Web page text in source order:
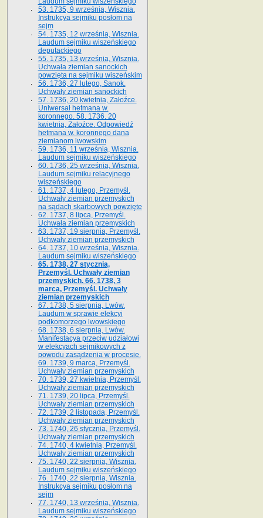
53. 1735, 9 września, Wisznia.
Instrukcya sejmiku posłom na
sejm
54. 1735, 12 września, Wisznia.
Laudum sejmiku wiszeńskiego
deputackiego
55. 1735, 13 września, Wisznia.
Uchwała ziemian sanockich
powzięta na sejmiku wiszeńskim
56. 1736, 27 lutego, Sanok.
Uchwały ziemian sanockich
57. 1736, 20 kwietnia, Załoźce.
Uniwersał hetmana w.
koronnego. 58. 1736. 20
kwietnia, Załoźce. Odpowiedź
hetmana w. koronnego dana
ziemianom lwowskim
59. 1736, 11 września, Wisznia.
Laudum sejmiku wiszeńskiego
60. 1736, 25 września, Wisznia.
Laudum sejmiku relacyjnego
wiszeńskiego
61. 1737, 4 lutego, Przemyśl.
Uchwały ziemian przemyskich
na sądach skarbowych powzięte
62. 1737, 8 lipca, Przemyśl.
Uchwała ziemian przemyskich
63. 1737, 19 sierpnia, Przemyśl.
Uchwały ziemian przemyskich
64. 1737, 10 września, Wisznia.
Laudum sejmiku wiszeńskiego
65. 1738, 27 stycznia,
Przemyśl. Uchwały ziemian
przemyskich­­. 66. 1738, 3
marca, Przemyśl. Uchwały
ziemian przemyskich­
67. 1738, 5 sierpnia, Lwów.
Laudum w sprawie elekcyi
podkomorzego lwowskiego
68. 1738, 6 sierpnia, Lwów.
Manifestacya przeciw udziałowi
w elekcyach sejmikowych z
powodu zasądzenia w procesie.
69. 1739, 9 marca, Przemyśl.
Uchwały ziemian przemyskich
70. 1739, 27 kwietnia, Przemyśl.
Uchwały ziemian przemyskich
71. 1739, 20 lipca, Przemyśl.
Uchwały ziemian przemyskich
72. 1739, 2 listopada, Przemyśl.
Uchwały ziemian przemyskich
73. 1740, 26 stycznia, Przemyśl.
Uchwały ziemian przemyskich
74. 1740, 4 kwietnia, Przemyśl.
Uchwały ziemian przemyskich
75. 1740, 22 sierpnia, Wisznia.
Laudum sejmiku wiszeńskiego
76. 1740, 22 sierpnia, Wisznia.
Instrukcya sejmiku posłom na
sejm
77. 1740, 13 września, Wisznia.
Laudum sejmiku wiszeńskiego